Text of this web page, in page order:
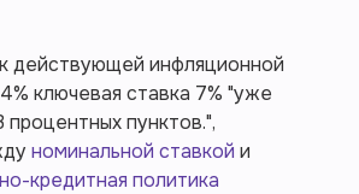
действующей инфляционной
ключевая ставка 7% "уже
пунктов.",
номинальной ставкой и
кредитная политика